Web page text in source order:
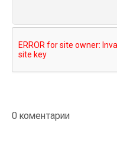
0 коментарии